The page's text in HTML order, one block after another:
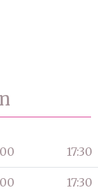
17:30
17:30